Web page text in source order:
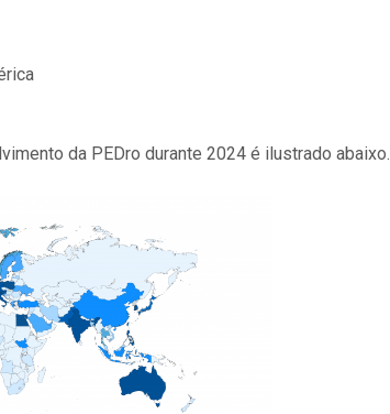
da PEDro durante 2024 é ilustrado abaixo.